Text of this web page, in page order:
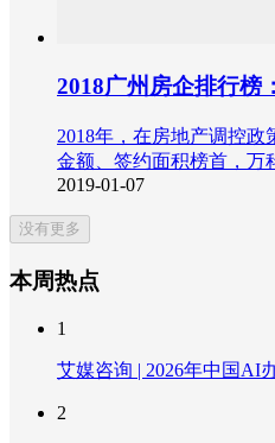
2018广州房企排行榜
2018年，在房地产调控
金额、签约面积榜首，万
2019-01-07
没有更多
本周热点
1
艾媒咨询 | 2026年中国AI
2